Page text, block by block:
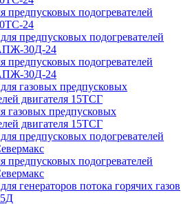
предпусковых подогревателей
24
предпусковых подогревателей
30Д-24
газовых предпусковых
двигателя 15ТСГ
предпусковых подогревателей